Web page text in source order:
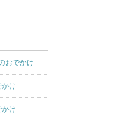
おでかけ
け
け